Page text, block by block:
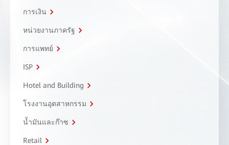
การเงิน
หน่วยงานภาครัฐ
การแพทย์
ISP
Hotel and Building
โรงงานอุตสาหกรรม
น้ำมันและก๊าซ
Retail